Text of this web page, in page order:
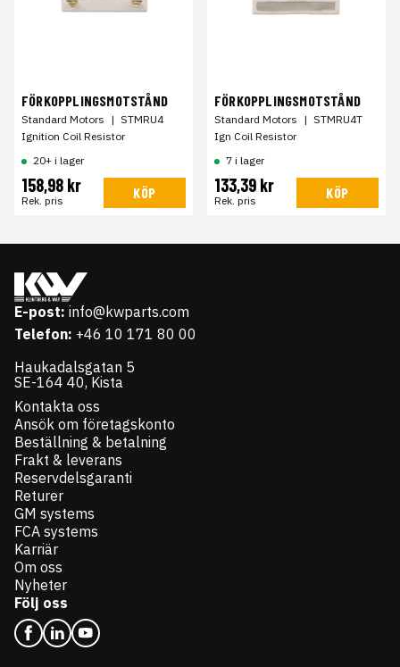
FÖRKOPPLINGSMOTSTÅND
Standard Motors | STMRU4
Ignition Coil Resistor
20+ i lager
158,98 kr
Rek. pris KÖP
FÖRKOPPLINGSMOTSTÅND
Standard Motors | STMRU4T
Ign Coil Resistor
7 i lager
133,39 kr
Rek. pris KÖP
E-post: info@kwparts.com
Telefon: +46 10 171 80 00
Haukadalsgatan 5
SE-164 40, Kista
Kontakta oss
Ansök om företagskonto
Beställning & betalning
Frakt & leverans
Reservdelsgaranti
Returer
GM systems
FCA systems
Karriär
Om oss
Nyheter
Följ oss